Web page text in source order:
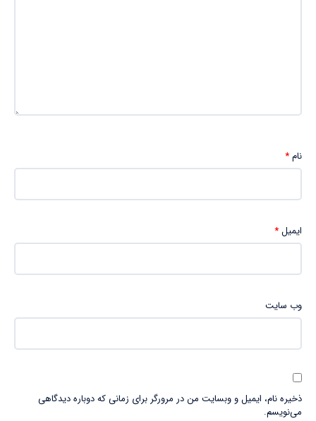
نام*
ایمیل*
وب‌ سایت
ذخیره نام، ایمیل و وبسایت من در مرورگر برای زمانی که دوباره دیدگاهی
می‌نویسم.